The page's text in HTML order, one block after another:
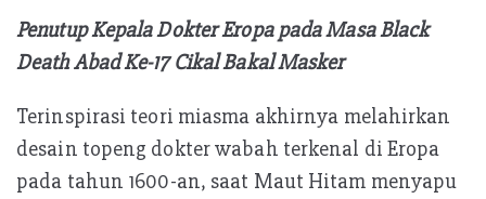
Penutup Kepala Dokter Eropa pada Masa Black
Death Abad Ke-17 Cikal Bakal Masker
Terinspirasi teori miasma akhirnya melahirkan
desain topeng dokter wabah terkenal di Eropa
pada tahun 1600-an, saat Maut Hitam menyapu